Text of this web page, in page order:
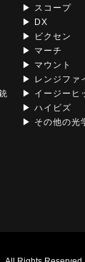
▶ スコープ
▶ DX
▶ ビクセン
▶ マーチ
▶ マウント
▶ レンジファ
▶ イージーヒ
▶ ハイビズ
▶ その他の光